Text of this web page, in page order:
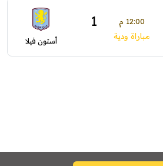
12:00 م 1
مباراة ودية أستون فيلا